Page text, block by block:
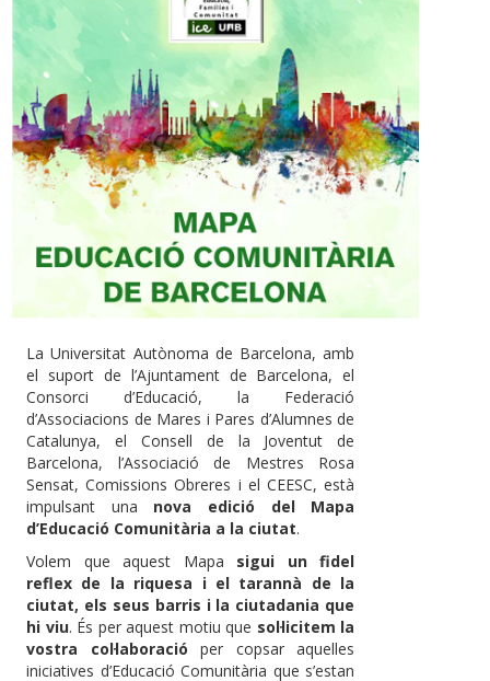
La Universitat Autònoma de Barcelona, amb
el suport de l’Ajuntament de Barcelona, el
Consorci d’Educació, la Federació
d’Associacions de Mares i Pares d’Alumnes de
Catalunya, el Consell de la Joventut de
Barcelona, l’Associació de Mestres Rosa
Sensat, Comissions Obreres i el CEESC, està
impulsant una nova edició del Mapa
d’Educació Comunitària a la ciutat.
Volem que aquest Mapa sigui un fidel
reflex de la riquesa i el tarannà de la
ciutat, els seus barris i la ciutadania que
hi viu. És per aquest motiu que sol·licitem la
vostra col·laboració per copsar aquelles
iniciatives d’Educació Comunitària que s’estan